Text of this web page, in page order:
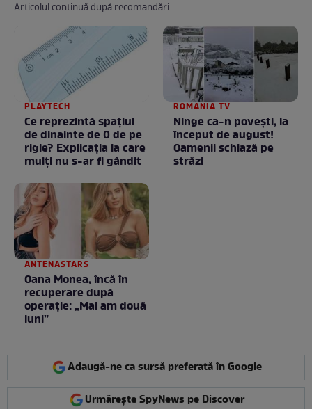
Articolul continuă după recomandări
PLAYTECH
Ce reprezintă spaţiul
de dinainte de 0 de pe
rigle? Explicaţia la care
mulţi nu s-ar fi gândit
ROMANIA TV
Ninge ca-n povești, la
început de august!
Oamenii schiază pe
străzi
ANTENASTARS
Oana Monea, încă în
recuperare după
operație: „Mai am două
luni”
Adaugă-ne ca sursă preferată în Google
Urmărește SpyNews pe Discover